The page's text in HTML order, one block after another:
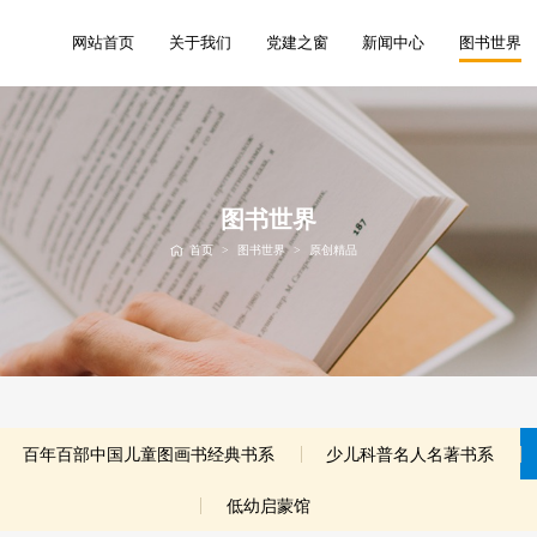
网站首页 关于我们 党建之窗 新闻中心 图书世界
图书世界
首页 > 图书世界 > 原创精品
百年百部中国儿童图画书经典书系 少儿科普名人名著书系
低幼启蒙馆